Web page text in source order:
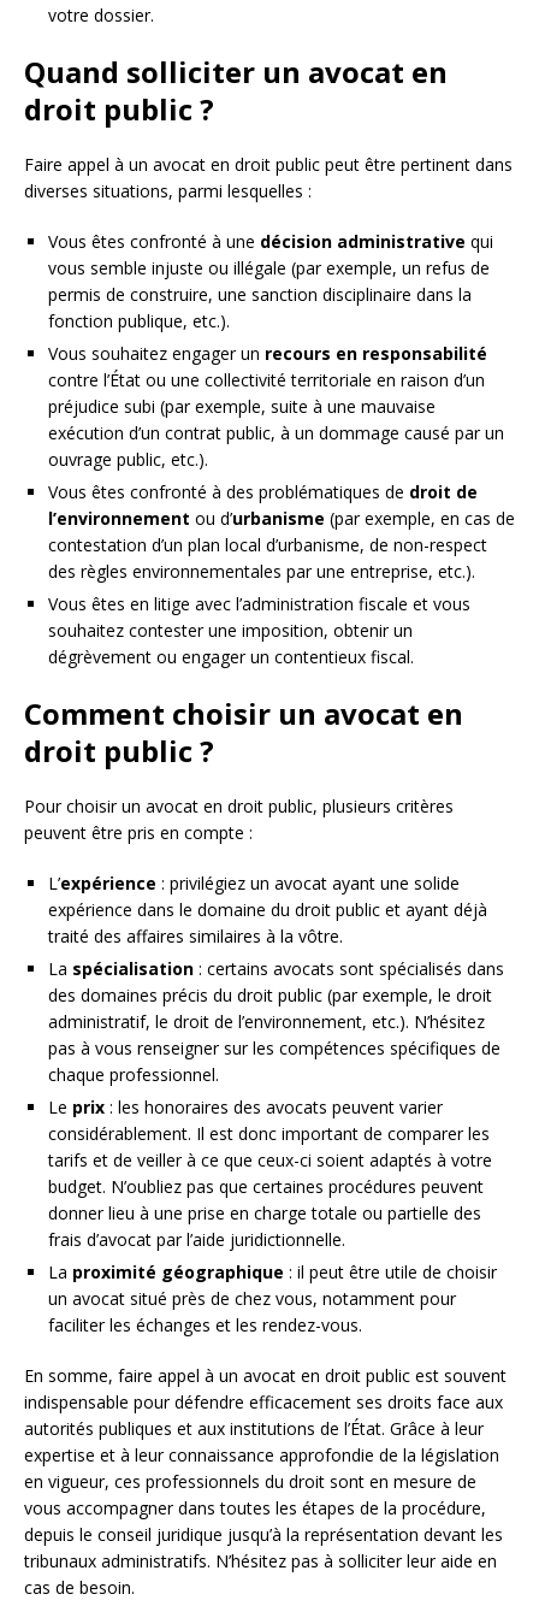
votre dossier.
Quand solliciter un avocat en
droit public ?
Faire appel à un avocat en droit public peut être pertinent dans
diverses situations, parmi lesquelles :
Vous êtes confronté à une décision administrative qui
vous semble injuste ou illégale (par exemple, un refus de
permis de construire, une sanction disciplinaire dans la
fonction publique, etc.).
Vous souhaitez engager un recours en responsabilité
contre l’État ou une collectivité territoriale en raison d’un
préjudice subi (par exemple, suite à une mauvaise
exécution d’un contrat public, à un dommage causé par un
ouvrage public, etc.).
Vous êtes confronté à des problématiques de droit de
l’environnement ou d’urbanisme (par exemple, en cas de
contestation d’un plan local d’urbanisme, de non-respect
des règles environnementales par une entreprise, etc.).
Vous êtes en litige avec l’administration fiscale et vous
souhaitez contester une imposition, obtenir un
dégrèvement ou engager un contentieux fiscal.
Comment choisir un avocat en
droit public ?
Pour choisir un avocat en droit public, plusieurs critères
peuvent être pris en compte :
L’expérience : privilégiez un avocat ayant une solide
expérience dans le domaine du droit public et ayant déjà
traité des affaires similaires à la vôtre.
La spécialisation : certains avocats sont spécialisés dans
des domaines précis du droit public (par exemple, le droit
administratif, le droit de l’environnement, etc.). N’hésitez
pas à vous renseigner sur les compétences spécifiques de
chaque professionnel.
Le prix : les honoraires des avocats peuvent varier
considérablement. Il est donc important de comparer les
tarifs et de veiller à ce que ceux-ci soient adaptés à votre
budget. N’oubliez pas que certaines procédures peuvent
donner lieu à une prise en charge totale ou partielle des
frais d’avocat par l’aide juridictionnelle.
La proximité géographique : il peut être utile de choisir
un avocat situé près de chez vous, notamment pour
faciliter les échanges et les rendez-vous.
En somme, faire appel à un avocat en droit public est souvent
indispensable pour défendre efficacement ses droits face aux
autorités publiques et aux institutions de l’État. Grâce à leur
expertise et à leur connaissance approfondie de la législation
en vigueur, ces professionnels du droit sont en mesure de
vous accompagner dans toutes les étapes de la procédure,
depuis le conseil juridique jusqu’à la représentation devant les
tribunaux administratifs. N’hésitez pas à solliciter leur aide en
cas de besoin.